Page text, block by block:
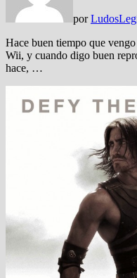
por
Hace buen tiempo que
Wii, y cuando digo buen
hace, …